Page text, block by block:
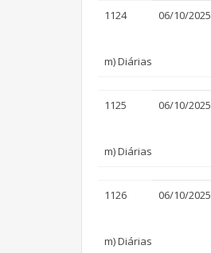
1124 06/10/2025
m) Diárias
1125 06/10/2025
m) Diárias
1126 06/10/2025
m) Diárias